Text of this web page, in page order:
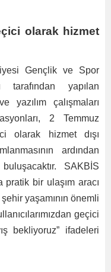
olarak hizmet
Gençlik ve Spor
tarafından yapılan
yazılım çalışmaları
2 Temmuz
olarak hizmet dışı
ardından
SAKBİS
pratik bir ulaşım aracı
yaşamının önemli
geçici
bekliyoruz” ifadeleri